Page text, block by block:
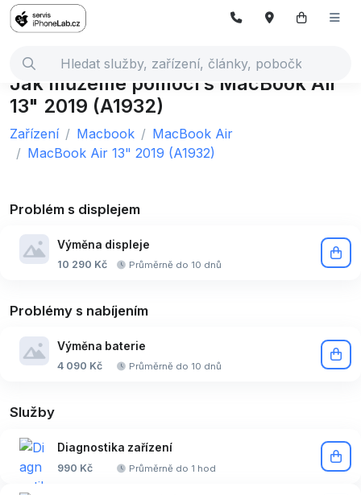
Jak můžeme pomoci s MacBook Air
13" 2019 (A1932)
Zařízení Macbook
MacBook Air
MacBook Air 13" 2019 (A1932)
Problém s displejem
Výměna displeje
10 290 Kč Průměrně do 10 dnů
Problémy s nabíjením
Výměna baterie
4 090 Kč Průměrně do 10 dnů
Služby
Diagnostika zařízení
990 Kč Průměrně do 1 hod